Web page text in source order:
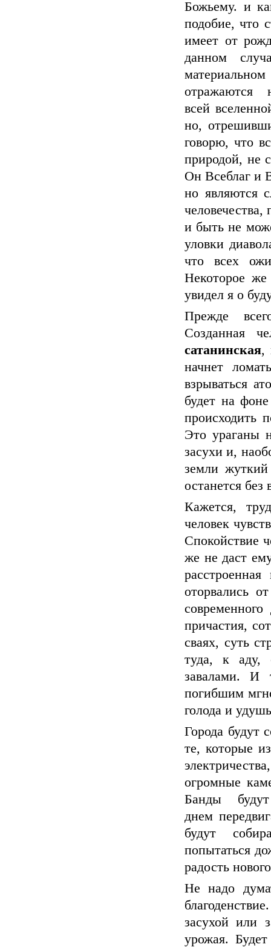
Божьему. и
подобие, что
имеет от
данном
отражаются
всей
но,
говорю, что
природой, не
Он Всеблаг и
но являются
и быть не
уловки
что всех
Некоторое
увидел я о
Прежде
Созданная
сатанинская,
начнет
взрываться
будет на
происходить
Это ураганы
засухи и,
земли
останется
Кажется,
человек
Спокойствие
же не даст
оторвались
причастия,
сваях, суть
туда, к аду,
завалами. И
погибшим
голода и
Города будут
те, которые
огромные
Банды будут
днем
будут
попытаться
радость
Не надо
засухой или
урожая.